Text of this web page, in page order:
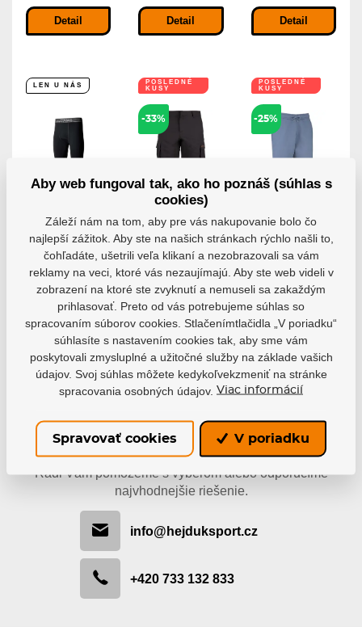
Detail Detail Detail
LEN U NÁS
Aycane Rebel
Pro Base
Layer SR
Vylepšite si
základnú vrstvu...
Skladom
57,28 €
POSLEDNÉ
KUSY
-33%
Kraťasy Iqon
Explore
Shorts
Kraťasy Iqon
Explore Shorts -...
Skladem 7-10
pracovních dní
43,35 €
29,18 €
POSLEDNÉ
KUSY
-25%
Core Fleece
Short SR
Tieto flísové šortky
z kolekcie Core...
Skladem 7-10
pracovních dní
61,82 €
46,36 €
Buďte s nami v kontakte
Radi Vám pomôžeme s výberom alebo odporučíme
najvhodnejšie riešenie.
info@hejduksport.cz
+420 733 132 833
Aby web fungoval tak, ako ho poznáš (súhlas s
cookies)
Záleží nám na tom, aby pre vás nakupovanie bolo čo
najlepší zážitok. Aby ste na našich stránkach rýchlo našli to,
čohľadáte, ušetrili veľa klikaní a nezobrazovali sa vám
reklamy na veci, ktoré vás nezaujímajú. Aby ste web videli v
zobrazení na ktoré ste zvyknutí a nemuseli sa zakaždým
prihlasovať. Preto od vás potrebujeme súhlas so
spracovaním súborov cookies. Stlačenímtlačidla „V poriadku“
súhlasíte s nastavením cookies tak, aby sme vám
poskytovali zmysluplné a užitočné služby na základe vašich
údajov. Svoj súhlas môžete kedykoľvekzmeniť na stránke
spracovania osobných údajov. Viac informácií
Spravovať cookies V poriadku